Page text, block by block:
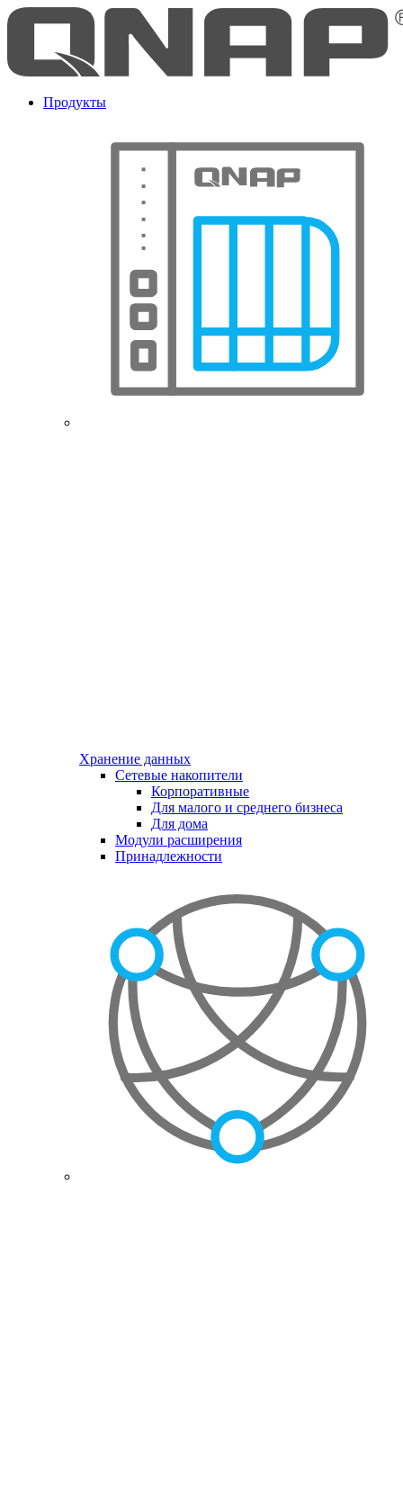
Продукты
Хранение данных
Сетевые накопители
Корпоративные
Для малого и среднего бизнеса
Для дома
Модули расширения
Принадлежности